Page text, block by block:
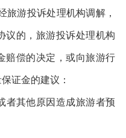
游投诉处理机构调解，
议的，旅游投诉处理机构
赔偿的决定，或向旅游行
量保证金的建议：
其他原因造成旅游者预